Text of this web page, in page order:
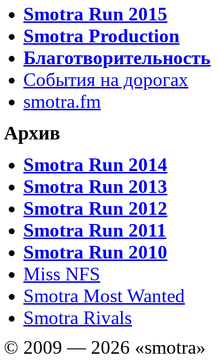
Smotra Run 2015
Smotra Production
Благотворительность
События на дорогах
smotra.fm
Архив
Smotra Run 2014
Smotra Run 2013
Smotra Run 2012
Smotra Run 2011
Smotra Run 2010
Miss NFS
Smotra Most Wanted
Smotra Rivals
© 2009 — 2026 «smotra»